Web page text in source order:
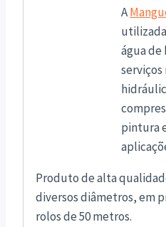
A
água de
serviços
pintura
Produto de alta
diversos diâmetros, em
rolos de 50 metros.